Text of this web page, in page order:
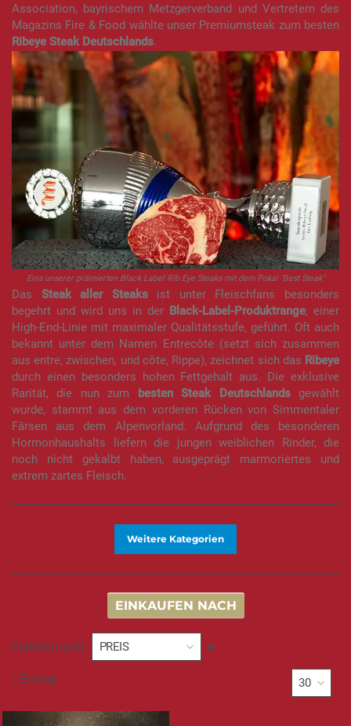
Association, bayrischem Metzgerverband und Vertretern des
Magazins Fire & Food wählte unser Premiumsteak zum besten
Ribeye Steak Deutschlands.
Eins unserer prämierten Black Label RIb Eye Steaks mit dem Pokal "Best Steak"
Das Steak aller Steaksist unter Fleischfans besonders
begehrt und wird uns in der Black-Label-Produktrange, einer
High-End-Linie mit maximaler Qualitätsstufe, geführt. Oft auch
bekannt unter dem Namen Entrecôte (setzt sich zusammen
aus entre, zwischen, und côte, Rippe), zeichnet sich das Ribeye
durch einen besonders hohen Fettgehalt aus. Die exklusive
Rarität, die nun zum besten Steak Deutschlandsgewählt
wurde, stammt aus dem vorderen Rücken von Simmentaler
Färsen aus dem Alpenvorland. Aufgrund des besonderen
Hormonhaushalts liefern die jungen weiblichen Rinder, die
noch nicht gekalbt haben, ausgeprägt marmoriertes und
extrem zartes Fleisch.
Weitere Kategorien
EINKAUFEN NACH
Sortieren nach
In
1 Eintrag